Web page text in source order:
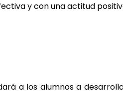
y con una actitud
a los alumnos a